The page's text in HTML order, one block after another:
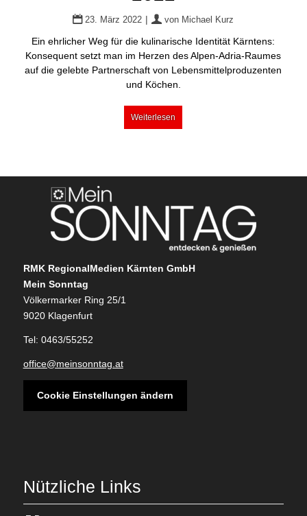
23. März 2022 | von Michael Kurz
Ein ehrlicher Weg für die kulinarische Identität Kärntens:
Konsequent setzt man im Herzen des Alpen-Adria-Raumes
auf die gelebte Partnerschaft von Lebensmittelproduzenten
und Köchen.
Weiterlesen
RMK RegionalMedien Kärnten GmbH
Mein Sonntag
Völkermarker Ring 25/1
9020 Klagenfurt
Tel: 0463/55252
office@meinsonntag.at
Cookie Einstellungen ändern
Nützliche Links